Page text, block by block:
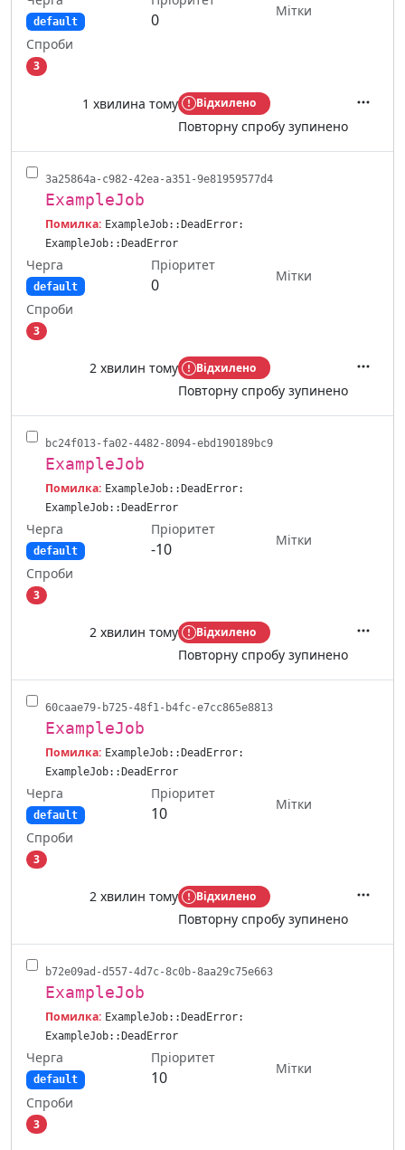
default 0
Мітки
Спроби
3
1 хвилина тому Відхилено
Повторну спробу зупинено
Дії
3a25864a-c982-42ea-a351-9e81959577d4
ExampleJob
Помилка: ExampleJob::DeadError:
ExampleJob::DeadError
Черга
default
Пріоритет
0
Мітки
Спроби
3
2 хвилин тому Відхилено
Повторну спробу зупинено
bc24f013-fa02-4482-8094-ebd190189bc9
ExampleJob
Помилка: ExampleJob::DeadError:
ExampleJob::DeadError
Черга
default
Пріоритет
-10
Мітки
Спроби
3
2 хвилин тому Відхилено
Повторну спробу зупинено
60caae79-b725-48f1-b4fc-e7cc865e8813
ExampleJob
Помилка: ExampleJob::DeadError:
ExampleJob::DeadError
Черга
default
Пріоритет
10
Мітки
Спроби
3
2 хвилин тому Відхилено
Повторну спробу зупинено
b72e09ad-d557-4d7c-8c0b-8aa29c75e663
ExampleJob
Помилка: ExampleJob::DeadError:
ExampleJob::DeadError
Черга
default
Пріоритет
10
Мітки
Спроби
3